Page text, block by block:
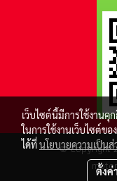
© Copyright
เว็บไซต์นี้มีการใช้งาน
ในการใช้งานเว็บไซต์ข
ได้ที่นโยบายความเป็นส่
ตั้งค่